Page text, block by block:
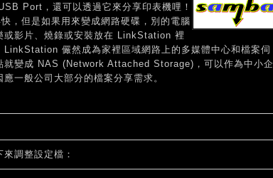
Port，還可以透過它來分享印表機哩！
，但是如果用來變成網路硬碟，別的電腦
或影片、燒錄或安裝放在 LinkStation 裡
儼然成為家裡區域網路上的多媒體中心和檔案伺
就變成 NAS (Network Attached Storage)，可以作為中小企
一般公司大部分的檔案分享需求。
調整設定檔：